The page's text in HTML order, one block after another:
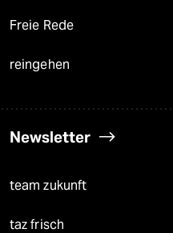
Freie Rede
reingehen
Newsletter
team zukunft
taz frisch